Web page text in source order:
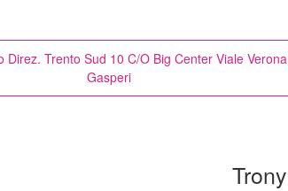
Direz. Trento Sud 10 C/O Big Center Viale
Gasperi